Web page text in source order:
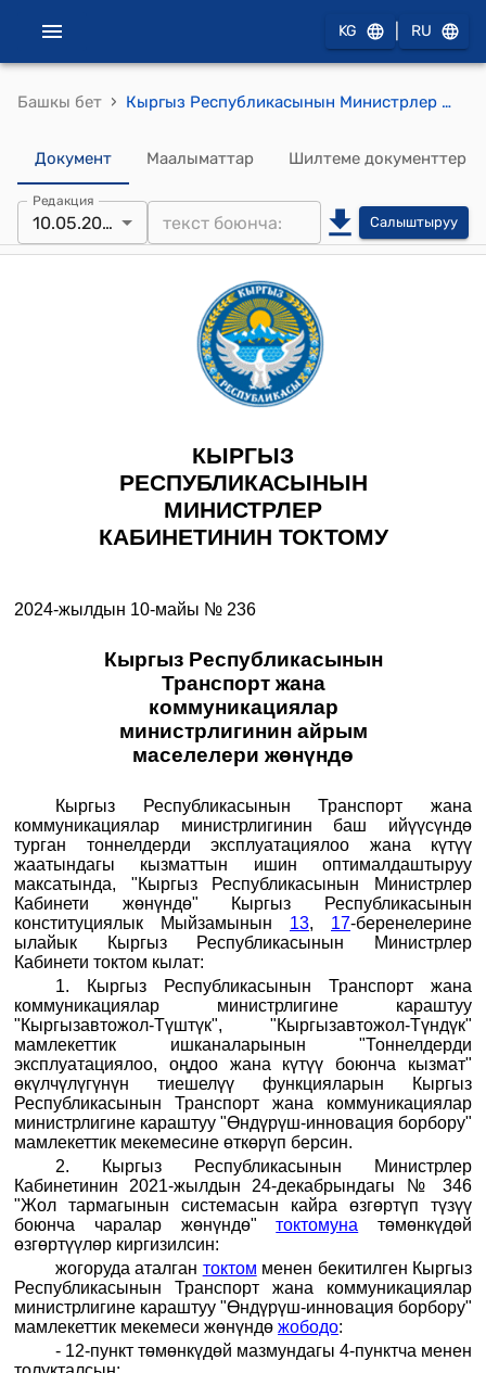
KG RU
Башкы бет › Кыргыз Республикасынын Министрлер Кабинетинин 2024-жылдын 10-майындагы № 236 "Кыргыз Республикасынын Транспорт жана коммуникациялар министрлигинин айрым маселелери жөнүндө" токтому
Документ Маалыматтар Шилтеме документтер
Редакция
10.05.2024 Салыштыруу